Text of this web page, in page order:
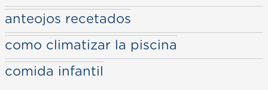
anteojos recetados
como climatizar la piscina
comida infantil